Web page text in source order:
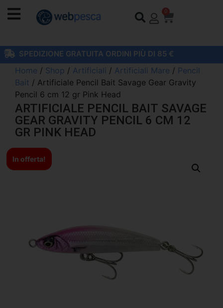
0
SPEDIZIONE GRATUITA ORDINI PIÙ DI 85 €
Home / Shop / Artificiali / Artificiali Mare / Pencil
Bait / Artificiale Pencil Bait Savage Gear Gravity
Pencil 6 cm 12 gr Pink Head
ARTIFICIALE PENCIL BAIT SAVAGE
GEAR GRAVITY PENCIL 6 CM 12
GR PINK HEAD
In offerta!